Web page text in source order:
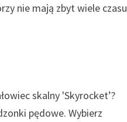
nie mają zbyt wiele czasu
skalny 'Skyrocket’?
pędowe. Wybierz